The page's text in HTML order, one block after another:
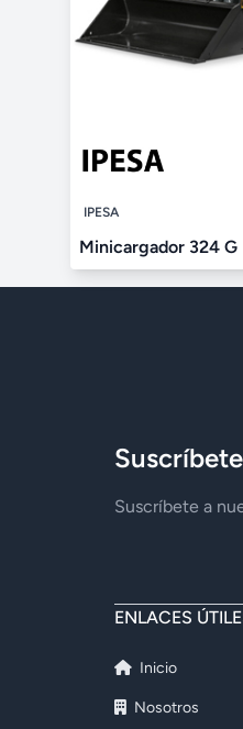
IPESA
Minicargador 324 G
Suscríbete
Suscríbete a
ENLACES
Inicio
Nosotros